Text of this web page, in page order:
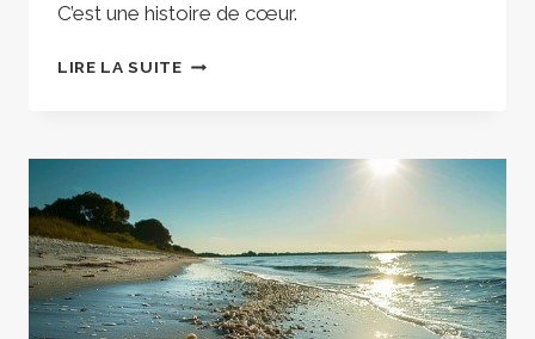
C’est une histoire de cœur.
LIRE LA SUITELES
PAS